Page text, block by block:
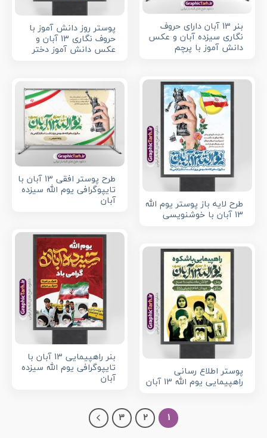
پوستر روز دانش آموز با
حروف نگاری 13 آبان و
عکس دانش آموز دختر
بنر 13 آبان دارای حروف
نگاری سیزده آبان و عکس
دانش آموز با پرچم
طرح لایه باز پوستر یوم الله
13 آبان با خوشنویسی
طرح پوستر افقی 13 آبان با
تایپوگرافی یوم الله سیزده
آبان
بنر راهپیمایی 13 آبان با
تایپوگرافی یوم الله سیزده
آبان
پوستر اطلاع رسانی
راهپیمایی یوم الله 13 آبان
1
2
3